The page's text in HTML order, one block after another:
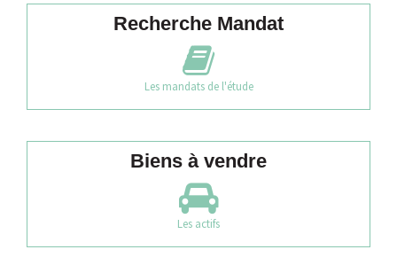
Recherche Mandat
Les mandats de l'étude
Biens à vendre
Les actifs